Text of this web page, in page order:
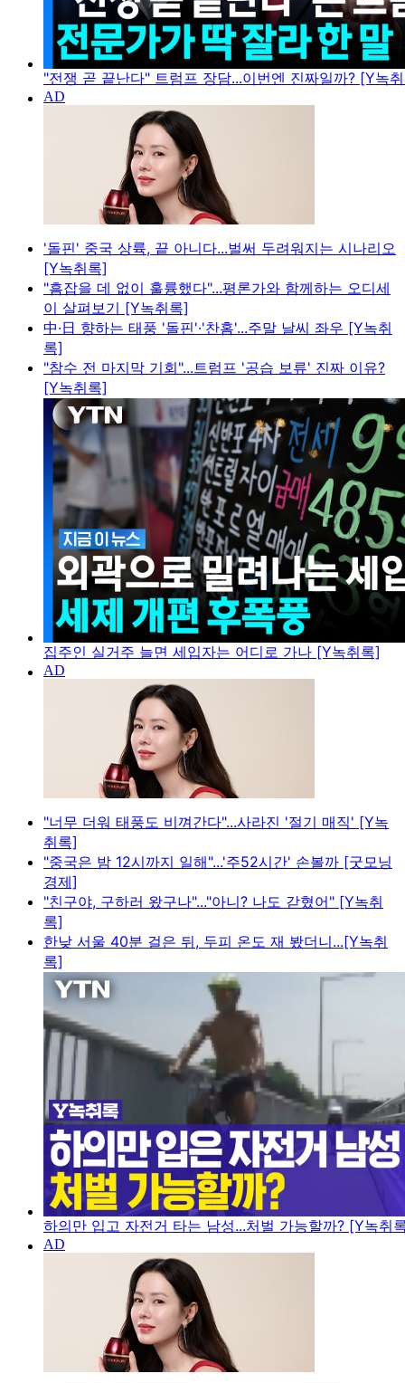
"전쟁 곧 끝난다" 트럼프 장담...이번엔 진짜일까? [Y녹
'돌핀' 중국 상륙, 끝 아니다...벌써 두려워지는 시나리오
[Y녹취록]
"흠잡을 데 없이 훌륭했다"...평론가와 함께하는 오디세
이 살펴보기 [Y녹취록]
中·日 향하는 태풍 '돌핀'·'찬홈'...주말 날씨 좌우 [Y녹취
록]
"참수 전 마지막 기회"...트럼프 '공습 보류' 진짜 이유?
[Y녹취록]
집주인 실거주 늘면 세입자는 어디로 가나 [Y녹취록]
"너무 더워 태풍도 비껴간다"...사라진 '절기 매직' [Y녹
취록]
"중국은 밤 12시까지 일해"...'주52시간' 손볼까 [굿모닝
경제]
"친구야, 구하러 왔구나"..."아니? 나도 갇혔어" [Y녹취
록]
한낮 서울 40분 걸은 뒤, 두피 온도 재 봤더니...[Y녹취
록]
하의만 입고 자전거 타는 남성...처벌 가능할까? [Y녹취